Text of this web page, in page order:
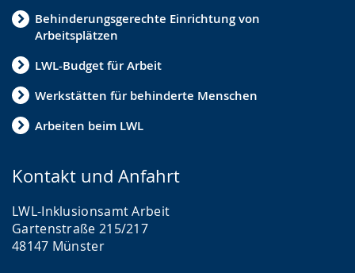
Behinderungsgerechte Einrichtung von
Arbeitsplätzen
LWL-Budget für Arbeit
Werkstätten für behinderte Menschen
Arbeiten beim LWL
Kontakt und Anfahrt
LWL-Inklusionsamt Arbeit
Gartenstraße 215/217
48147 Münster